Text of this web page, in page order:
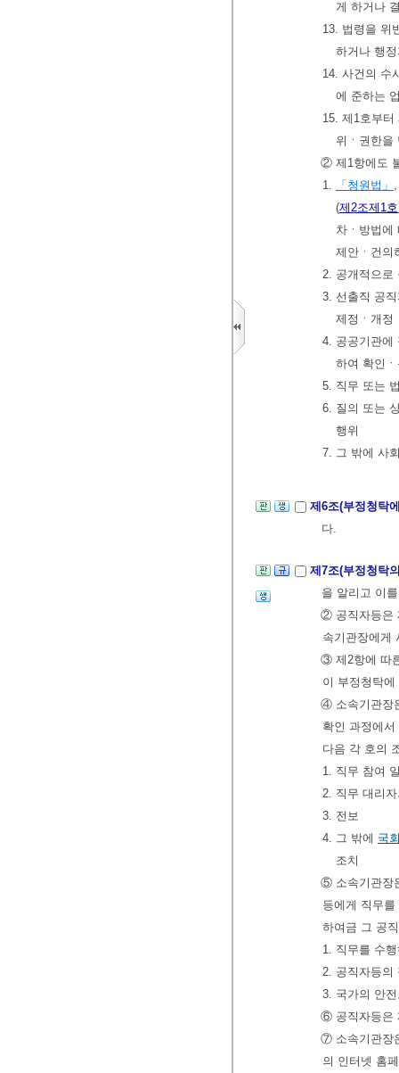
게 하거나
13. 법령을 위
하거나 행
14. 사건의 수
에 준하는
15. 제1호부
위ㆍ권한을
② 제1항에도
1.
「청원법」
(제2조제1호
차ㆍ방법에
제안ㆍ건의
2. 공개적으로
3. 선출직 공
제정ㆍ개정
4. 공공기관에
하여 확인
5. 직무 또는
6. 질의 또는
행위
7. 그 밖에 사
제6조(부정청탁
다.
제7조(부정청탁
을 알리고 이
② 공직자등은
속기관장에게
③ 제2항에 따
이 부정청탁
④ 소속기관장
확인 과정에
다음 각 호의
1. 직무 참여
2. 직무 대리
3. 전보
4. 그 밖에 국
조치
⑤ 소속기관장
등에게 직무
하여금 그 공
1. 직무를 수
2. 공직자등의
3. 국가의 안
⑥ 공직자등은
⑦ 소속기관장
의 인터넷 홈